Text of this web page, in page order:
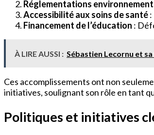
Réglementations
Accessibilité aux soins de santé
Financement de l’éducation :
À LIRE AUSSI : Sébastien Lecornu et
Ces accomplissements ont non
initiatives, soulignant son rôle en tant
Politiques et initiatives